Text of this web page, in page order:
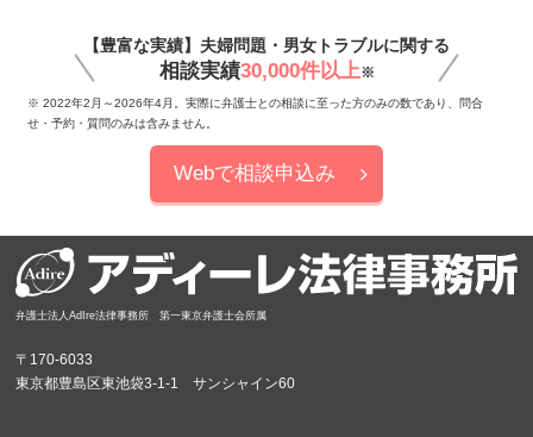
【豊富な実績】夫婦問題・男女トラブルに関する
相談実績30,000件以上※
※ 2022年2月～2026年4月。実際に弁護士との相談に至った方のみの数であり、問合
せ・予約・質問のみは含みません。
Webで相談申込み
弁護士法人AdIre法律事務所 第一東京弁護士会所属
〒170-6033
東京都豊島区東池袋3-1-1 サンシャイン60